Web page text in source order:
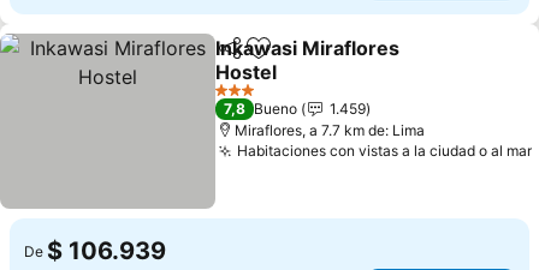
CompartirAgregar a favoritos
Inkawasi Miraflores
Hostel
Ver precios
3 Estrellas
7,8 Bueno
1.459
Miraflores, a 7.7 km de: Lima
Habitaciones con vistas a la ciudad o al mar
De $ 106.939